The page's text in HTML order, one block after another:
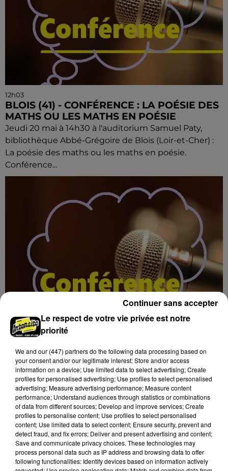
12h03
BLOIS (41) - CONFÉRENCE : LA POÉSIE DES
MATHS OU LES MATHS EN POÉSIE
Jeudi 20 mai à 14h30 à l'auditorium Samuel Paty,
bibliothèque Abbé-Grégoire de Blois (Loir-et-Cher) :
La poésie des maths ou les maths en poésie.
Conférence...
12h00
BLOIS (41) - CONFÉRENCE : LA VIE
MULTIPLE DE PROSPER MÉRIMÉE
Vendredi 14 mai 2027 à 14h30 à l'auditorium Samuel
Paty, bibliothèque Abbé-Grégoire de Blois (Loir-et-
Cher) : La vie multiple de Prosper Mérimée.
Conférence...
Le respect de votre vie privée est notre
priorité
We and our (447) partnersdo the following data processing based on
your consent and/or our legitimate interest: Store and/or access
information on a device; Use limited data to select advertising; Create
profiles for personalised advertising; Use profiles to select personalised
advertising; Measure advertising performance; Measure content
performance; Understand audiences through statistics or combinations
of data from different sources; Develop and improve services; Create
profiles to personalise content; Use profiles to select personalised
content; Use limited data to select content; Ensure security, prevent and
detect fraud, and fix errors; Deliver and present advertising and content;
Save and communicate privacy choices. These technologies may
process personal data such as IP address and browsing data to offer
following functionalities: Identify devices based on information actively
Continuer sans accepter